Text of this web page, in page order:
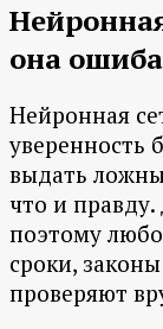
она
Нейронная
уверенность
выдать
что и правду.
поэтому
сроки,
проверяют